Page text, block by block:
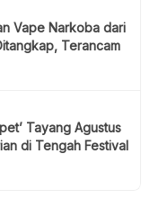
Vape Narkoba dari
Terancam
Tayang Agustus
di Tengah Festival